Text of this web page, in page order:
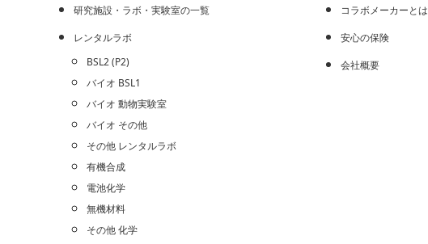
研究施設・ラボ・実験室の一覧
レンタルラボ
BSL2 (P2)
バイオ BSL1
バイオ 動物実験室
バイオ その他
その他 レンタルラボ
有機合成
電池化学
無機材料
その他 化学
コラボメーカーとは
安心の保険
会社概要